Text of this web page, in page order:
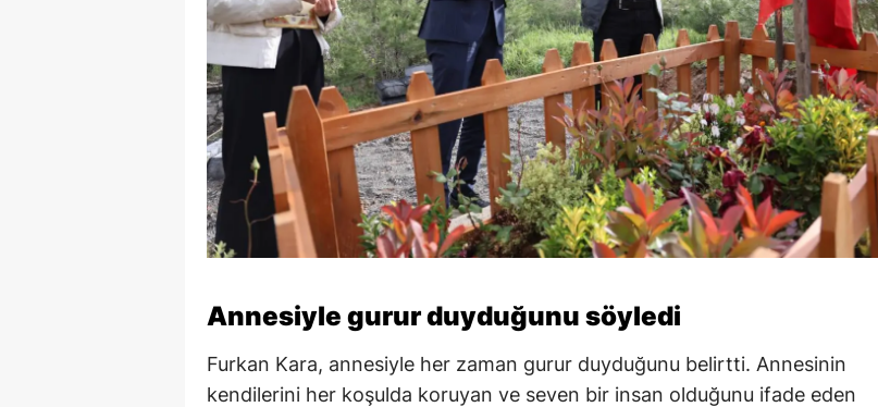
Annesiyle gurur duyduğunu söyledi
Furkan Kara, annesiyle her zaman gurur duyduğunu belirtti. Annesinin
kendilerini her koşulda koruyan ve seven bir insan olduğunu ifade eden